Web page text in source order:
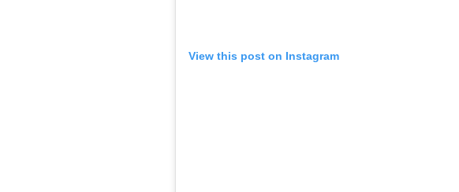
View this post on Instagram